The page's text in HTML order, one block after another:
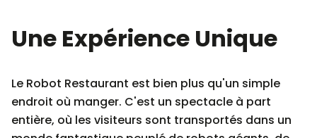
Une Expérience Unique
Le Robot Restaurant est bien plus qu'un simple
endroit où manger. C'est un spectacle à part
entière, où les visiteurs sont transportés dans un